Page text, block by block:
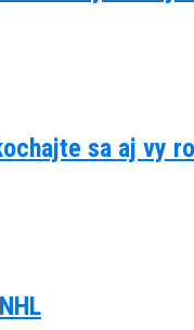
sa aj vy